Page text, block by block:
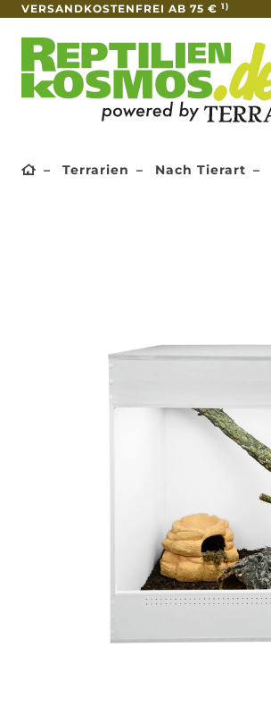
VERSANDKOSTENFREI AB 75 € 1)
Terrarien Nach Tierart